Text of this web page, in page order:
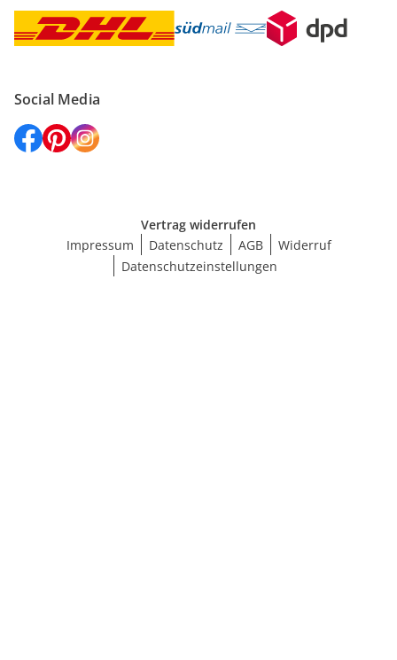
Social Media
Vertrag widerrufen
Impressum
Datenschutz AGB
Widerruf
Datenschutzeinstellungen